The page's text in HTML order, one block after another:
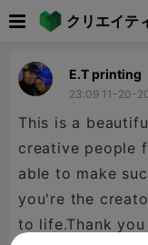
クリエイテ
E.T printing
23:09 11-20-
This is a
creative people
able to make
you're the
to life.Thank